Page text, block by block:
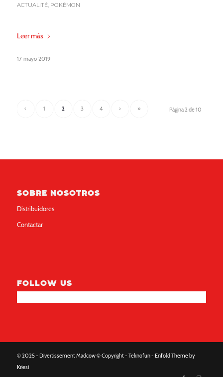
ACTUALITÉ, POKÉMON
Leer más
17 mayo 2019
Página 2 de 10
‹ 1 2 3 4 › »
SOBRE NOSOTROS
Distribuidores
Contactar
FOLLOW US
© 2025 - Divertissement Madcow © Copyright - Teknofun - Enfold Theme by
Kriesi